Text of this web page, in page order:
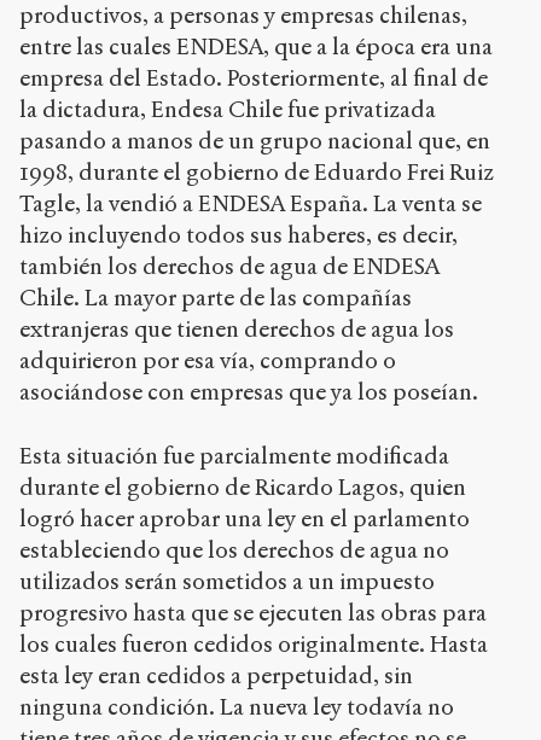
productivos, a personas y empresas chilenas,
entre las cuales ENDESA, que a la época era una
empresa del Estado. Posteriormente, al final de
la dictadura, Endesa Chile fue privatizada
pasando a manos de un grupo nacional que, en
1998, durante el gobierno de Eduardo Frei Ruiz
Tagle, la vendió a ENDESA España. La venta se
hizo incluyendo todos sus haberes, es decir,
también los derechos de agua de ENDESA
Chile. La mayor parte de las compañías
extranjeras que tienen derechos de agua los
adquirieron por esa vía, comprando o
asociándose con empresas que ya los poseían.
Esta situación fue parcialmente modificada
durante el gobierno de Ricardo Lagos, quien
logró hacer aprobar una ley en el parlamento
estableciendo que los derechos de agua no
utilizados serán sometidos a un impuesto
progresivo hasta que se ejecuten las obras para
los cuales fueron cedidos originalmente. Hasta
esta ley eran cedidos a perpetuidad, sin
ninguna condición. La nueva ley todavía no